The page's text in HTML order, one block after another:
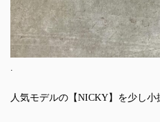
人気モデルの【NICKY】を少し